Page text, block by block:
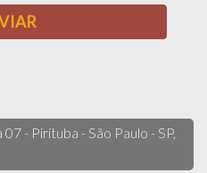
07 - Pirituba - São Paulo - SP,